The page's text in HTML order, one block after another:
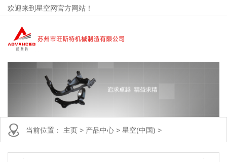
欢迎来到星空网官方网站！
当前位置： 主页 > 产品中心 > 星空(中国) >